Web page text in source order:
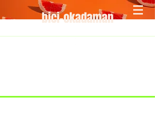
bici-okadaman